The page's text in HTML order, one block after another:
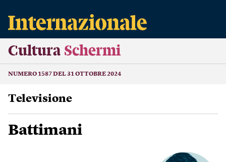
Cultura Schermi
NUMERO 1587 DEL 31 OTTOBRE 2024
Televisione
Battimani